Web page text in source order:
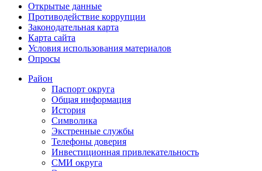
Открытые данные
Противодействие коррупции
Законодательная карта
Карта сайта
Условия использования материалов
Опросы
Район
Паспорт округа
Общая информация
История
Символика
Экстренные службы
Телефоны доверия
Инвестиционная привлекательность
СМИ округа